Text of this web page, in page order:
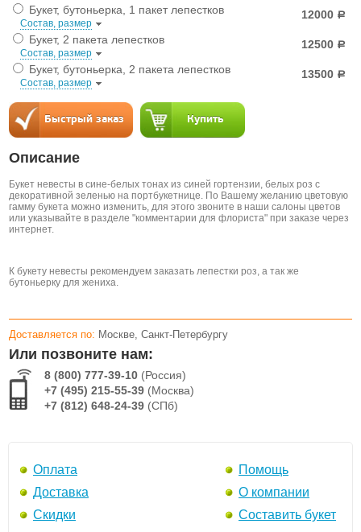
Букет, бутоньерка, 1 пакет лепестков
Состав, размер
12000 a
Букет, 2 пакета лепестков
Состав, размер
12500 a
Букет, бутоньерка, 2 пакета лепестков
Состав, размер
13500 a
Описание
Букет невесты в сине-белых тонах из синей гортензии, белых роз с
декоративной зеленью на портбукетнице. По Вашему желанию цветовую
гамму букета можно изменить, для этого звоните в наши салоны цветов
или указывайте в разделе "комментарии для флориста" при заказе через
интернет.
К букету невесты рекомендуем заказать лепестки роз, а так же
бутоньерку для жениха.
Доставляется по: Москве, Санкт-Петербургу
Или позвоните нам:
8 (800) 777-39-10 (Россия)
+7 (495) 215-55-39 (Москва)
+7 (812) 648-24-39 (СПб)
Оплата
Доставка
Скидки
Помощь
О компании
Составить букет